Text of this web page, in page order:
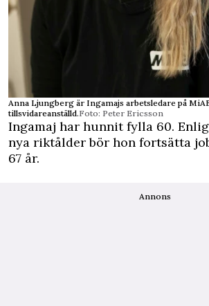
Anna Ljungberg är Ingamajs arbetsledare på
tillsvidareanställd.Foto: Peter Ericsson
Ingamaj har hunnit fylla 60.
nya riktålder bör hon fortsätta
67 år.
Annons